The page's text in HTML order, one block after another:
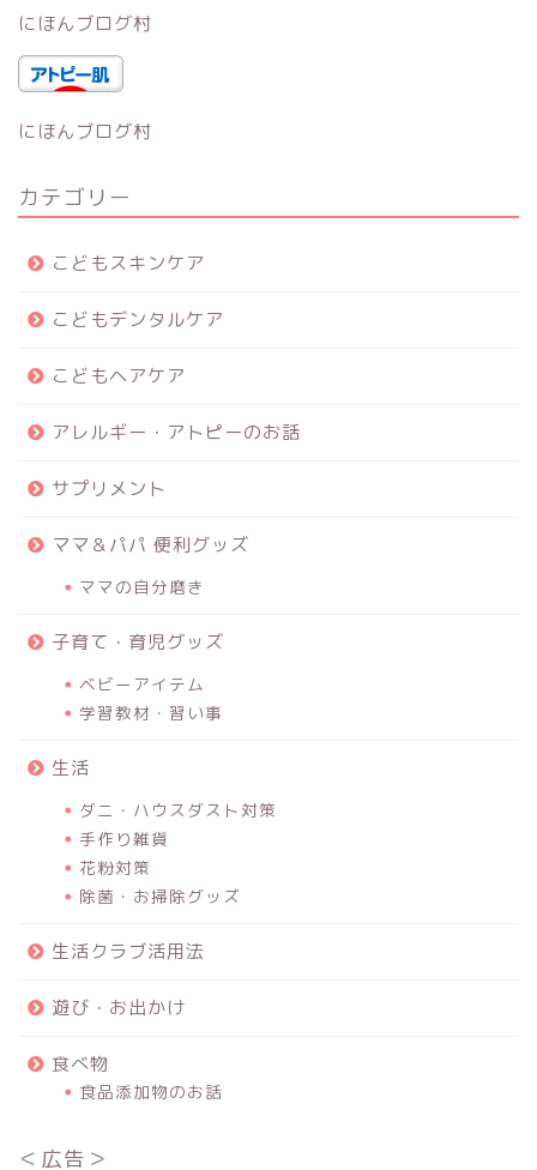
にほんブログ村
にほんブログ村
カテゴリー
こどもスキンケア
こどもデンタルケア
こどもヘアケア
アレルギー・アトピーのお話
サプリメント
ママ＆パパ 便利グッズ
ママの自分磨き
子育て・育児グッズ
ベビーアイテム
学習教材・習い事
生活
ダニ・ハウスダスト対策
手作り雑貨
花粉対策
除菌・お掃除グッズ
生活クラブ活用法
遊び・お出かけ
食べ物
食品添加物のお話
＜広告＞